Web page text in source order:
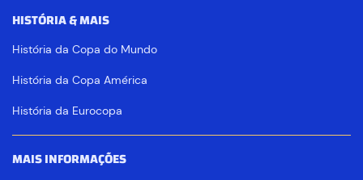
HISTÓRIA & MAIS
História da Copa do Mundo
História da Copa América
História da Eurocopa
MAIS INFORMAÇÕES